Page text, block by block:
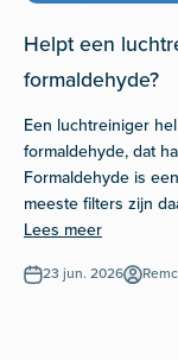
Helpt een
formaldehyde?
Een luchtreiniger
formaldehyde, dat
Formaldehyde is
meeste filters zijn
Lees meer
23 jun. 2026